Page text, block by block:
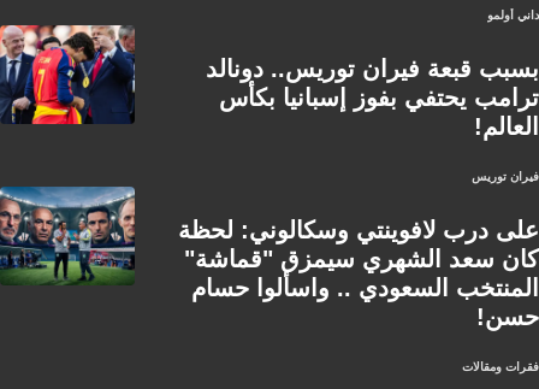
داني أولمو
بسبب قبعة فيران توريس.. دونالد
ترامب يحتفي بفوز إسبانيا بكأس
العالم!
فيران توريس
على درب لافوينتي وسكالوني: لحظة
كان سعد الشهري سيمزق "قماشة"
المنتخب السعودي .. واسألوا حسام
حسن!
فقرات ومقالات